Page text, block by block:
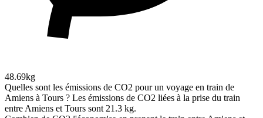
48.69kg
Quelles sont les émissions de CO2 pour un voyage en train de
Amiens à Tours ? Les émissions de CO2 liées à la prise du train
entre Amiens et Tours sont 21.3 kg.